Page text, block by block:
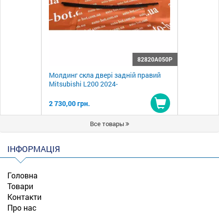
82820A050P
Молдинг скла двері задній правий
Mitsubishi L200 2024-
2 730,00 грн.
Купити
Все товары
ІНФОРМАЦІЯ
Головна
Товари
Контакти
Про нас